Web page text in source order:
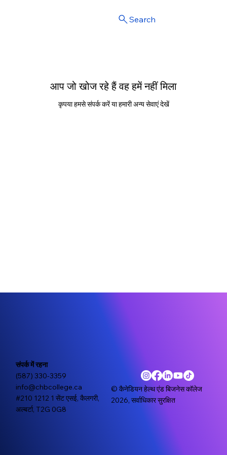
Search
आप जो खोज रहे हैं वह हमें नहीं मिला
कृपया हमसे संपर्क करें या हमारी अन्य सेवाएं देखें
© कैनेडियन हेल्थ एंड बिजनेस कॉलेज
2026, सर्वाधिकार सुरक्षित
संपर्क में रहना
(587) 330-3359
info@chbcollege.ca
#210 1212 1 सेंट एसई, कैलगरी,
अल्बर्टा, T2G 0G8